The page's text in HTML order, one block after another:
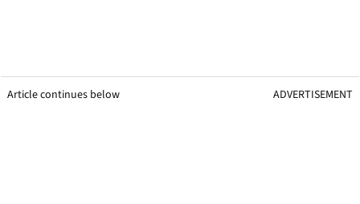
Article continues below ADVERTISEMENT